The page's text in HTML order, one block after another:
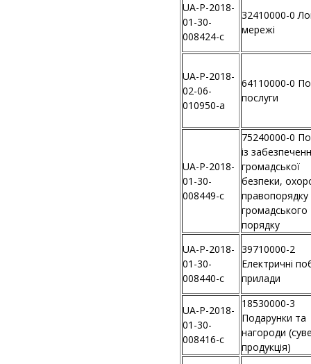
UA-P-2018-
01-30-
008424-c
32410000-0
мережі
UA-P-2018-
02-06-
010950-a
64110000-0
послуги
UA-P-2018-
01-30-
008449-c
75240000-0
із
громадської
безпеки,
правопорядку
громадського
порядку
UA-P-2018-
01-30-
008440-c
39710000-2
Електричні
прилади
UA-P-2018-
01-30-
008416-c
18530000-3
Подарунки та
нагороди
продукція)